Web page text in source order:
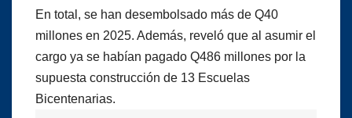
En total, se han desembolsado más de Q40
millones en 2025. Además, reveló que al asumir el
cargo ya se habían pagado Q486 millones por la
supuesta construcción de 13 Escuelas
Bicentenarias.